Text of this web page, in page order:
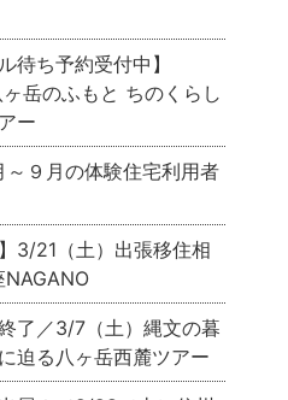
待ち予約受付中】
岳のふもと ちのくらし
ー
９月の体験住宅利用者
】3/21（土）出張移住相
了／3/7（土）縄文の暮
迫る八ヶ岳西麓ツアー